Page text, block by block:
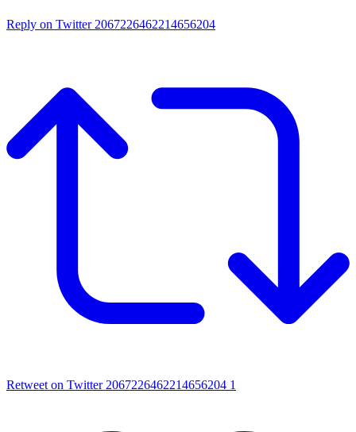
Reply on Twitter 2067226462214656204
Retweet on Twitter 2067226462214656204 1